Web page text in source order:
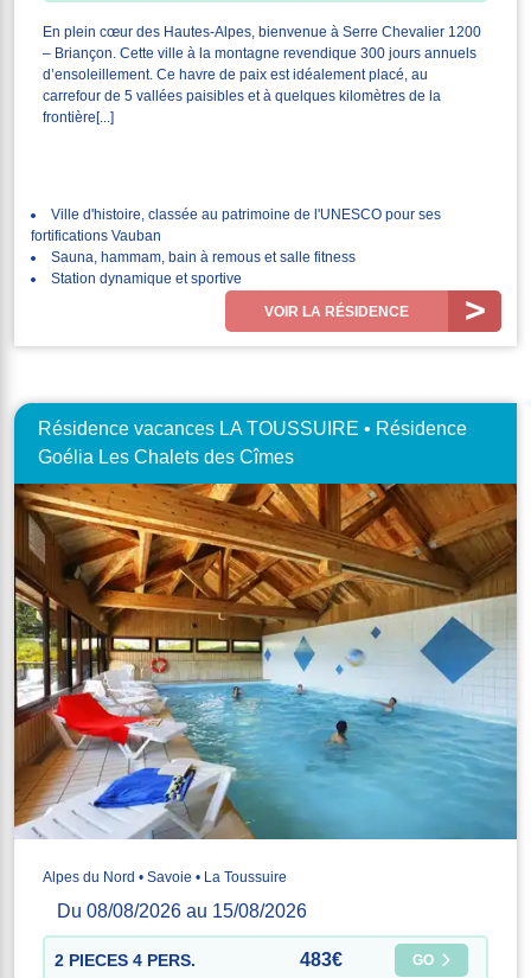
En plein cœur des Hautes-Alpes, bienvenue à Serre Chevalier 1200
– Briançon. Cette ville à la montagne revendique 300 jours annuels
d’ensoleillement. Ce havre de paix est idéalement placé, au
carrefour de 5 vallées paisibles et à quelques kilomètres de la
frontière[...]
Ville d'histoire, classée au patrimoine de l'UNESCO pour ses
fortifications Vauban
Sauna, hammam, bain à remous et salle fitness
Station dynamique et sportive
VOIR LA RÉSIDENCE
Résidence vacances LA TOUSSUIRE • Résidence
Goélia Les Chalets des Cîmes
Alpes du Nord • Savoie • La Toussuire
Du 08/08/2026 au 15/08/2026
2 PIECES 4 PERS. 483€ GO